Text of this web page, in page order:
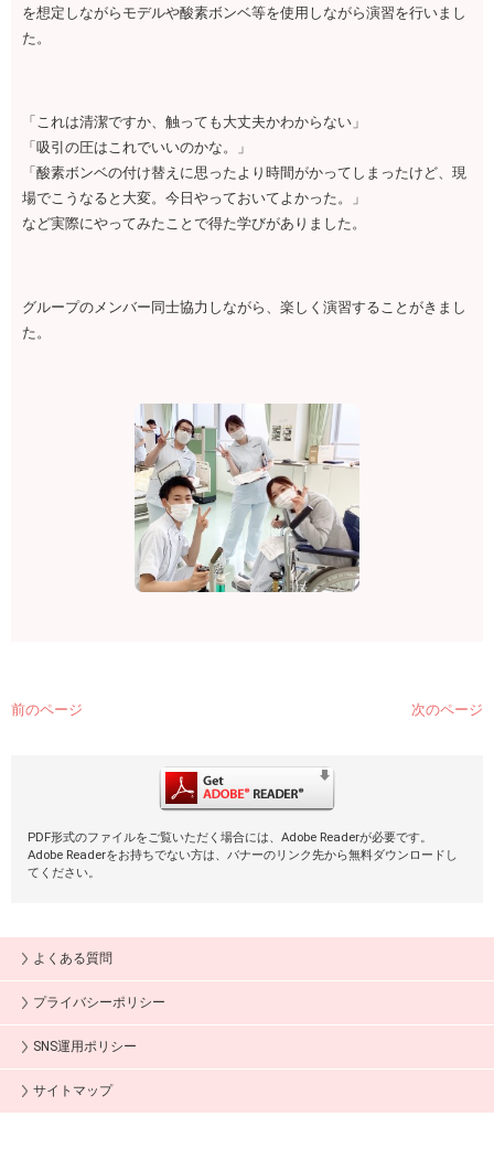
を想定しながらモデルや酸素ボンベ等を使用しながら演習を行いまし
た。
「これは清潔ですか、触っても大丈夫かわからない」
「吸引の圧はこれでいいのかな。」
「酸素ボンベの付け替えに思ったより時間がかってしまったけど、現
場でこうなると大変。今日やっておいてよかった。」
など実際にやってみたことで得た学びがありました。
グループのメンバー同士協力しながら、楽しく演習することがきまし
た。
前のページ 次のページ
PDF形式のファイルをご覧いただく場合には、Adobe Readerが必要です。
Adobe Readerをお持ちでない方は、バナーのリンク先から無料ダウンロードし
てください。
よくある質問
プライバシーポリシー
SNS運用ポリシー
サイトマップ